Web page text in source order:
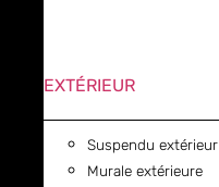
EXTÉRIEUR
Suspendu extérieur
Murale extérieure